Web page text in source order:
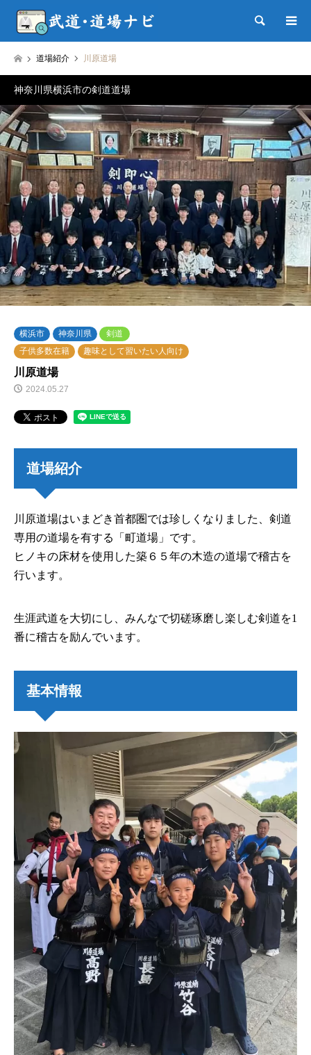
検索
道場紹介 川原道場
神奈川県横浜市の剣道道場
横浜市 神奈川県
剣道
子供多数在籍
趣味として習いたい人向け
川原道場
2024.05.27
道場紹介
川原道場はいまどき首都圏では珍しくなりました、剣道
専用の道場を有する「町道場」です。
ヒノキの床材を使用した築６５年の木造の道場で稽古を
行います。
生涯武道を大切にし、みんなで切磋琢磨し楽しむ剣道を1
番に稽古を励んでいます。
基本情報